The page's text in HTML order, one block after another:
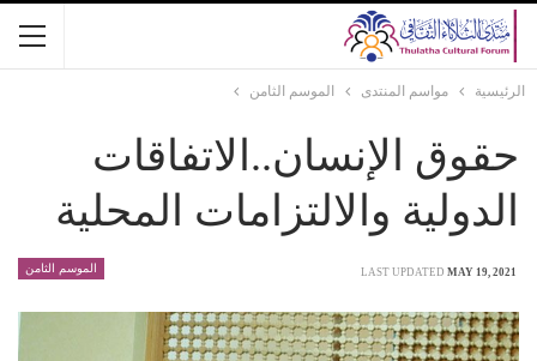
الرئيسية مواسم المنتدى الموسم الثامن
حقوق الإنسان..الاتفاقات
الدولية والالتزامات المحلية
الموسم الثامن LAST UPDATED MAY 19, 2021